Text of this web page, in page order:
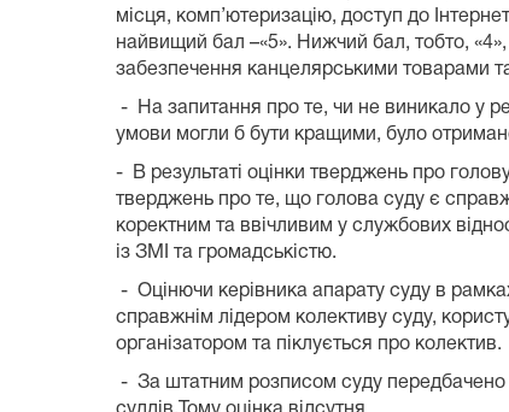
місця, комп’ютеризацію, доступ до
найвищий бал –«5». Нижчий бал, тобто, «4
забезпечення канцелярськими товарами
-
На запитання про те, чи не виникало у
умови могли б бути кращими, було
- В результаті оцінки тверджень про
тверджень про те, що голова суду є
коректним та ввічливим у службових
із ЗМІ та
- Оцінючи керівника апарату суду в
справжнім лідером колективу суду,
організатором та піклується про колектив.
- За штатним розписом суду передбачено